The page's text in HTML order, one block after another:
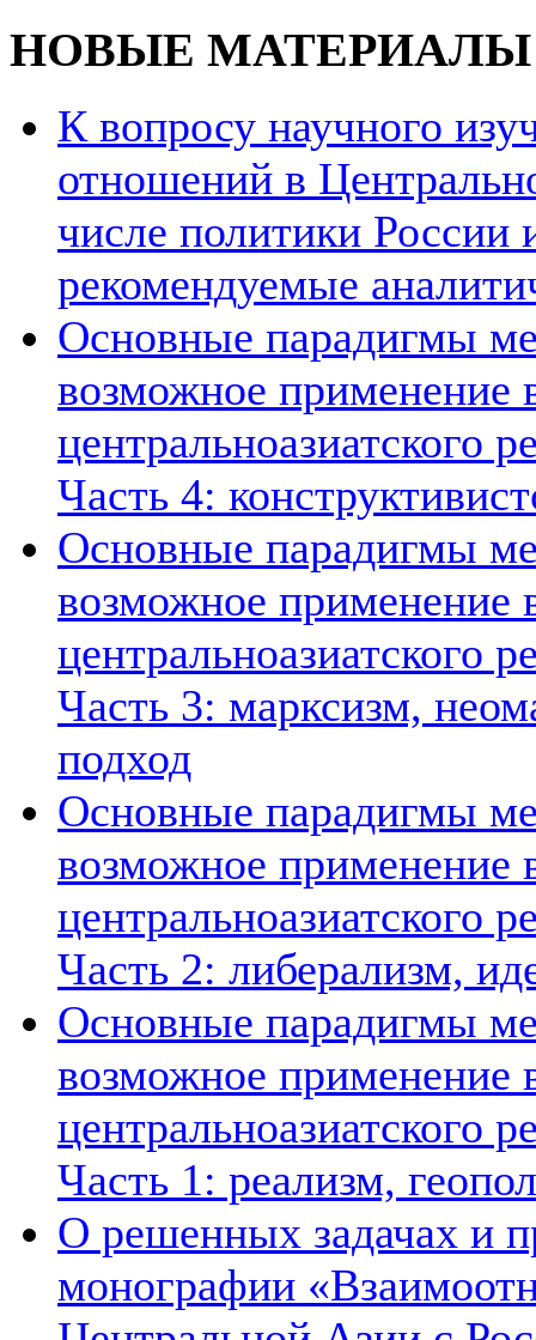
НОВЫЕ МАТЕРИАЛЫ
К вопросу научного
отношений в
числе политики России
рекомендуемые
Основные парадигмы
возможное применение
центральноазиатского
Часть 4:
Основные парадигмы
возможное применение
центральноазиатского
Часть 3: марксизм,
подход
Основные парадигмы
возможное применение
центральноазиатского
Часть 2: либерализм,
Основные парадигмы
возможное применение
центральноазиатского
Часть 1: реализм,
О решенных задачах и
монографии